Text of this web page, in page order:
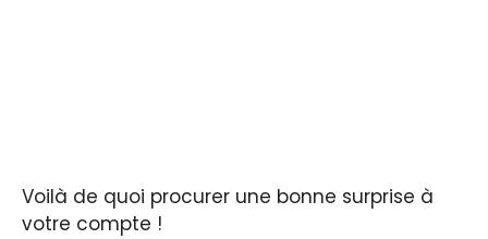
Voilà de quoi procurer une bonne surprise à
votre compte !